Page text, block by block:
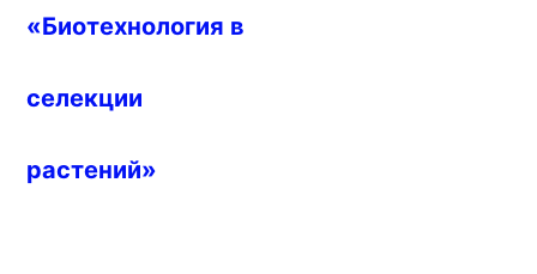
«Биотехнология в
селекции
растений»